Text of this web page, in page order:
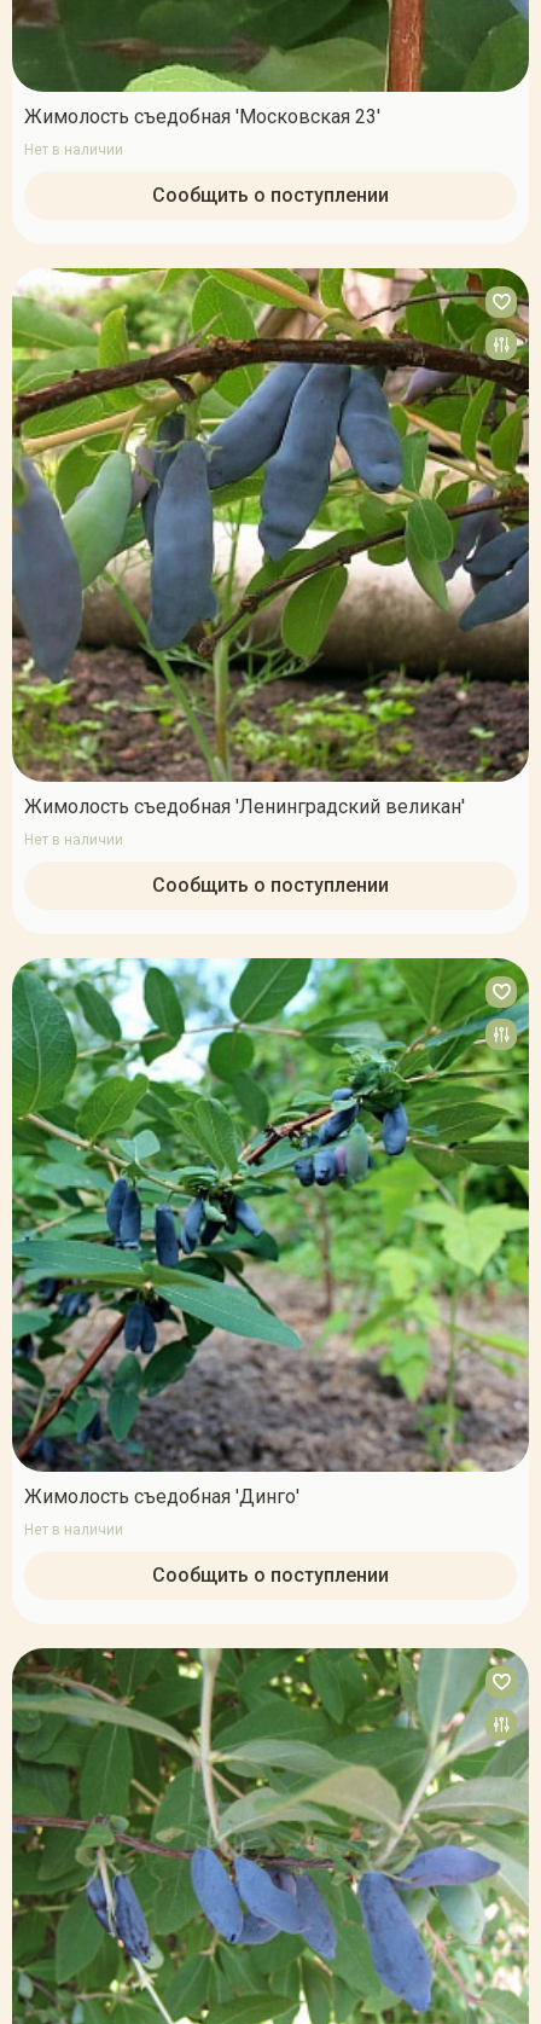
Жимолость съедобная 'Московская 23'
Нет в наличии
Сообщить о поступлении
Жимолость съедобная 'Ленинградский великан'
Нет в наличии
Сообщить о поступлении
Жимолость съедобная 'Динго'
Нет в наличии
Сообщить о поступлении